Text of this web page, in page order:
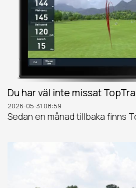
Du har väl inte missat
2026-05-31 08:59
Sedan en månad tillbaka finns